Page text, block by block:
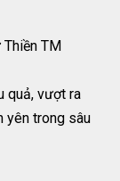
TM
quả, vượt ra
yên trong sâu